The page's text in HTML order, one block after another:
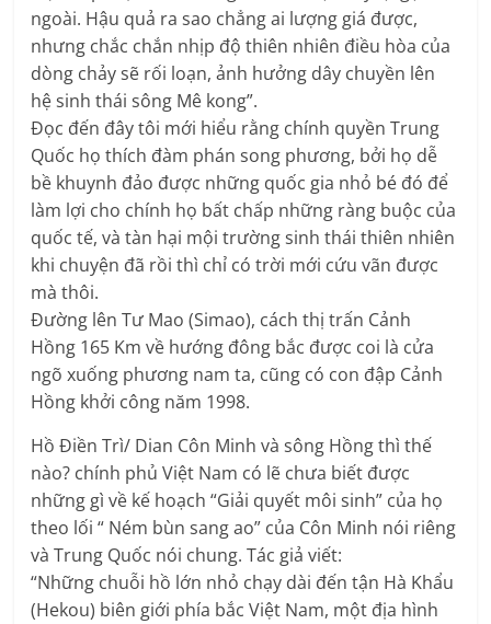
ngoài. Hậu quả ra sao chẳng ai lượng giá được,
nhưng chắc chắn nhịp độ thiên nhiên điều hòa của
dòng chảy sẽ rối loạn, ảnh hưởng dây chuyền lên
hệ sinh thái sông Mê kong”.
Đọc đến đây tôi mới hiểu rằng chính quyền Trung
Quốc họ thích đàm phán song phương, bởi họ dễ
bề khuynh đảo được những quốc gia nhỏ bé đó để
làm lợi cho chính họ bất chấp những ràng buộc của
quốc tế, và tàn hại mội trường sinh thái thiên nhiên
khi chuyện đã rồi thì chỉ có trời mới cứu vãn được
mà thôi.
Đường lên Tư Mao (Simao), cách thị trấn Cảnh
Hồng 165 Km về hướng đông bắc được coi là cửa
ngõ xuống phương nam ta, cũng có con đập Cảnh
Hồng khởi công năm 1998.
Hồ Điền Trì/ Dian Côn Minh và sông Hồng thì thế
nào? chính phủ Việt Nam có lẽ chưa biết được
những gì về kế hoạch “Giải quyết môi sinh” của họ
theo lối “ Ném bùn sang ao” của Côn Minh nói riêng
và Trung Quốc nói chung. Tác giả viết:
“Những chuỗi hồ lớn nhỏ chạy dài đến tận Hà Khẩu
(Hekou) biên giới phía bắc Việt Nam, một địa hình